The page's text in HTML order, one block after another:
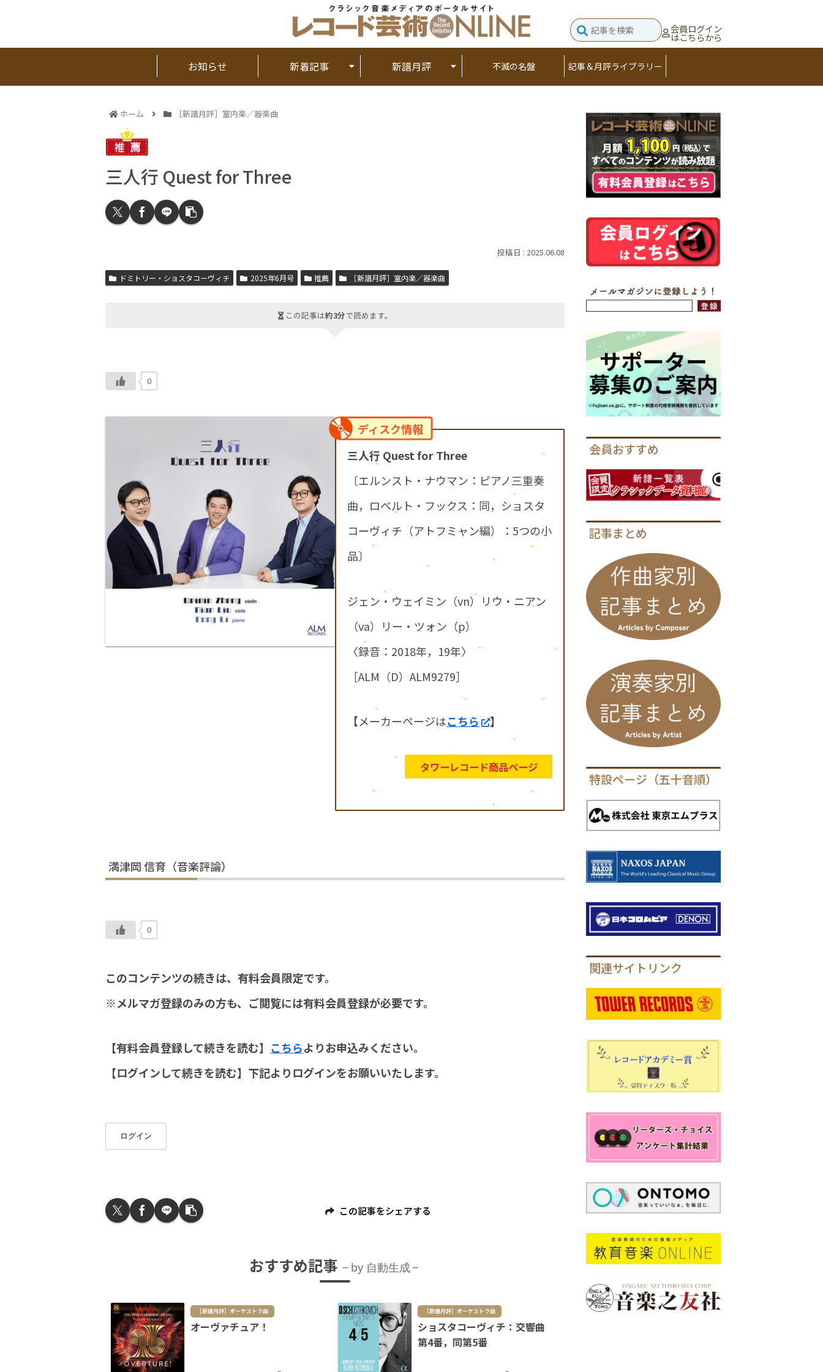
会員ログイン
はこちらから
お知らせ 新着記事 新譜月評 不滅の名盤 記事＆月評ライブラリー
ホーム ［新譜月評］室内楽／器楽曲
三人行 Quest for Three
2025.06.08
ドミトリー・ショスタコーヴィチ 2025年6月号 推薦 ［新譜月評］室内楽／器楽曲
この記事は約3分で読めます。
0
ディスク情報
三人行 Quest for Three
〔エルンスト・ナウマン：ピアノ三重奏
曲，ロベルト・フックス：同，ショスタ
コーヴィチ（アトフミャン編）：5つの小
品〕
ジェン・ウェイミン（vn）リウ・ニアン
（va）リー・ツォン（p）
〈録音：2018年，19年〉
［ALM（D）ALM9279］
【メーカーページはこちら 】
タワーレコード商品ページ
満津岡 信育（音楽評論）
0
このコンテンツの続きは、有料会員限定です。
※メルマガ登録のみの方も、ご閲覧には有料会員登録が必要です。
【有料会員登録して続きを読む】 こちらよりお申込みください。
【ログインして続きを読む】下記よりログインをお願いいたします。
ログイン
この記事をシェアする
おすすめ記事 by 自動生成
［新譜月評］オーケストラ曲
オーヴァチュア！
［新譜月評］オーケストラ曲
ショスタコーヴィチ：交響曲
第4番，同第5番
会員おすすめ
記事まとめ
特設ページ（五十音順）
関連サイトリンク